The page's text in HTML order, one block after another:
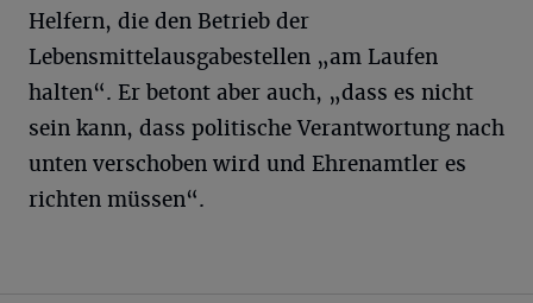
Helfern, die den Betrieb der
Lebensmittelausgabestellen „am Laufen
halten“. Er betont aber auch, „dass es nicht
sein kann, dass politische Verantwortung nach
unten verschoben wird und Ehrenamtler es
richten müssen“.